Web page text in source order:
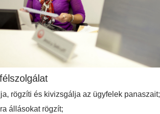
rögzíti és kivizsgálja az ügyfelek panaszait;
állásokat rögzít;